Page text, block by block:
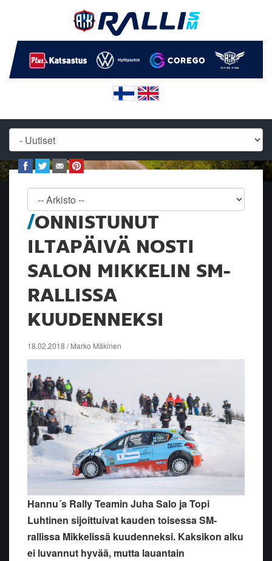
ONNISTUNUT
ILTAPÄIVÄ NOSTI
SALON MIKKELIN SM-
RALLISSA
KUUDENNEKSI
18.02.2018 / Marko Mäkinen
Hannu´s Rally Teamin Juha Salo ja Topi
Luhtinen sijoittuivat kauden toisessa SM-
rallissa Mikkelissä kuudenneksi. Kaksikon alku
ei luvannut hyvää, mutta lauantain